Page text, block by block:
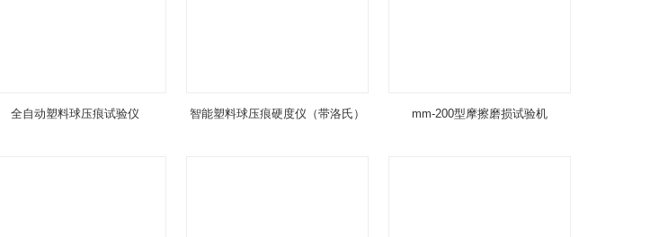
全自动塑料球压痕试验仪 智能塑料球压痕硬度仪（带洛氏） mm-200型摩擦磨损试验机